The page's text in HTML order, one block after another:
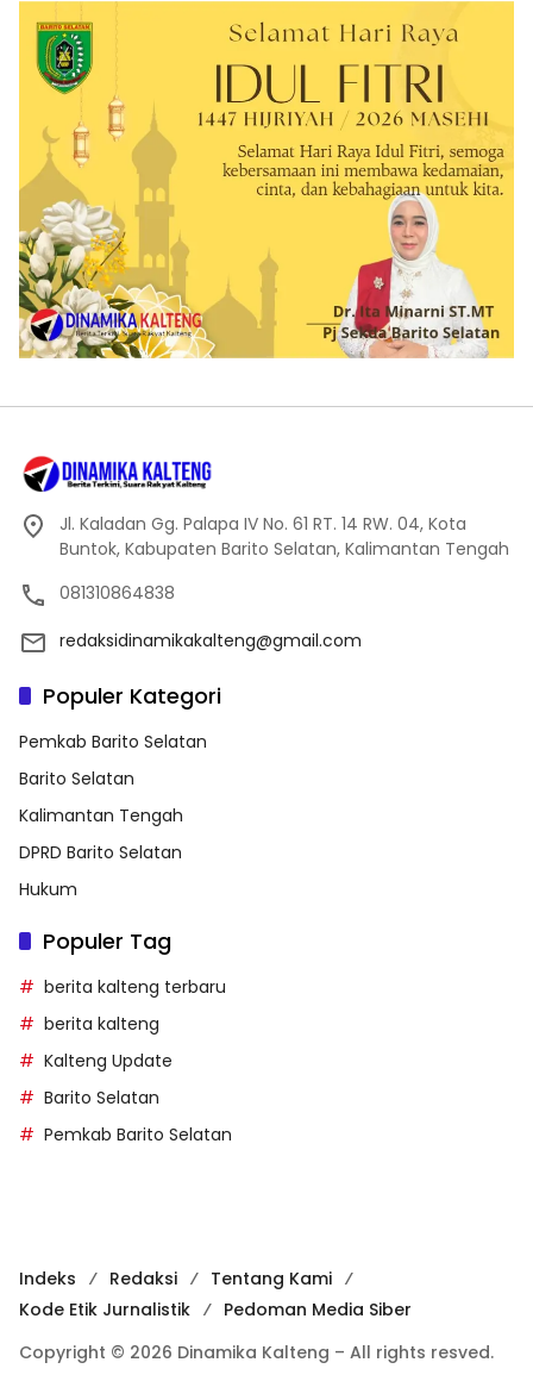
Jl. Kaladan Gg. Palapa IV No. 61 RT. 14 RW. 04, Kota
Buntok, Kabupaten Barito Selatan, Kalimantan Tengah
081310864838
redaksidinamikakalteng@gmail.com
Populer Kategori
Pemkab Barito Selatan
Barito Selatan
Kalimantan Tengah
DPRD Barito Selatan
Hukum
Populer Tag
berita kalteng terbaru
berita kalteng
Kalteng Update
Barito Selatan
Pemkab Barito Selatan
Indeks Redaksi
Tentang Kami
Kode Etik Jurnalistik
Pedoman Media Siber
Copyright © 2026 Dinamika Kalteng – All rights resved.